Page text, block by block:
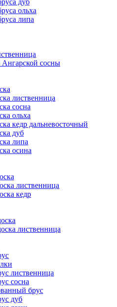
дуб
ольха
липа
сосны
лиственница
сосна
ольха
кедр дальневосточный
дуб
липа
осина
лиственница
кедр
лиственница
лиственница
сосна
брус
дуб